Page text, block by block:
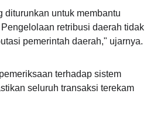
diturunkan untuk membantu
retribusi daerah tidak
pemerintah daerah," ujarnya.
terhadap sistem
seluruh transaksi terekam